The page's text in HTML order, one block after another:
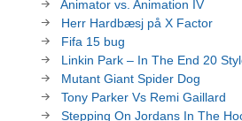
Animator vs. Animation IV
Herr Hardbæsj på X Factor
Fifa 15 bug
Linkin Park – In The End 20
Mutant Giant Spider Dog
Tony Parker Vs Remi Gaillard
Stepping On Jordans In The